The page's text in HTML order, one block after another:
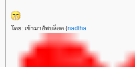
ดย: เข้ามาอัพบล็อค (nadtha